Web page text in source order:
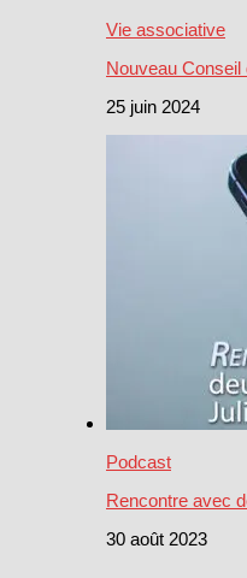
Vie associative
Nouveau Conseil
25 juin 2024
Podcast
Rencontre avec
30 août 2023